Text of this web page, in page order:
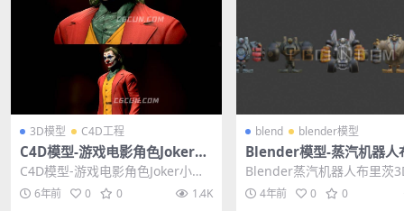
3D模型 C4D工程
C4D模型-游戏电影角色Joker小
丑人物模型
C4D模型-游戏电影角色Joker小丑
人物模型 其他推荐: C4D工程-游戏
角色...
6年前 0 0 1.4K
blend blender模型
Blender模型-蒸汽机器人
茨3D游戏人物模型素材
Blender蒸汽机器人布里茨
人物模型素材 其他推荐:
模...4年前 0 0